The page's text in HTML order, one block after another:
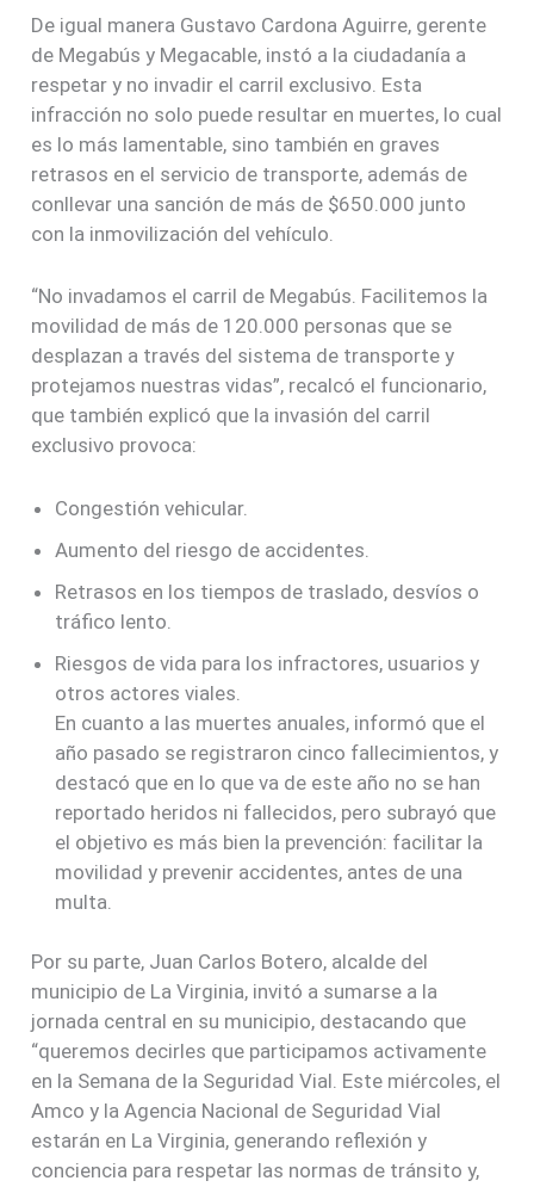
De igual manera Gustavo Cardona Aguirre, gerente
de Megabús y Megacable, instó a la ciudadanía a
respetar y no invadir el carril exclusivo. Esta
infracción no solo puede resultar en muertes, lo cual
es lo más lamentable, sino también en graves
retrasos en el servicio de transporte, además de
conllevar una sanción de más de $650.000 junto
con la inmovilización del vehículo.
“No invadamos el carril de Megabús. Facilitemos la
movilidad de más de 120.000 personas que se
desplazan a través del sistema de transporte y
protejamos nuestras vidas”, recalcó el funcionario,
que también explicó que la invasión del carril
exclusivo provoca:
Congestión vehicular.
Aumento del riesgo de accidentes.
Retrasos en los tiempos de traslado, desvíos o
tráfico lento.
Riesgos de vida para los infractores, usuarios y
otros actores viales.
En cuanto a las muertes anuales, informó que el
año pasado se registraron cinco fallecimientos, y
destacó que en lo que va de este año no se han
reportado heridos ni fallecidos, pero subrayó que
el objetivo es más bien la prevención: facilitar la
movilidad y prevenir accidentes, antes de una
multa.
Por su parte, Juan Carlos Botero, alcalde del
municipio de La Virginia, invitó a sumarse a la
jornada central en su municipio, destacando que
“queremos decirles que participamos activamente
en la Semana de la Seguridad Vial. Este miércoles, el
Amco y la Agencia Nacional de Seguridad Vial
estarán en La Virginia, generando reflexión y
conciencia para respetar las normas de tránsito y,